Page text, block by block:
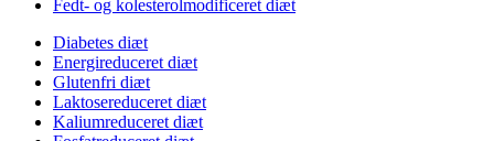
Fedt- og kolesterolmodificeret diæt
Diabetes diæt
Energireduceret diæt
Glutenfri diæt
Laktosereduceret diæt
Kaliumreduceret diæt